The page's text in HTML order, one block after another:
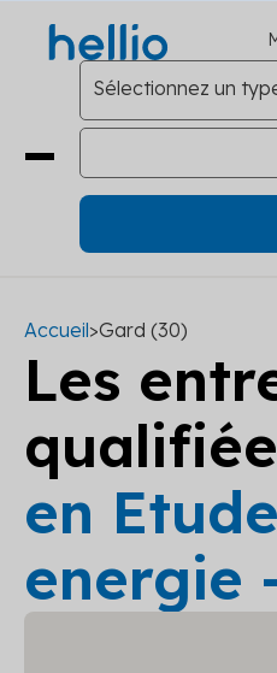
Accueil>Gard (30)
Les
en
energie